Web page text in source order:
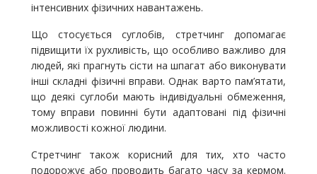
інтенсивних фізичних навантажень.
Що стосується суглобів, стретчинг допомагає
підвищити їх рухливість, що особливо важливо для
людей, які прагнуть сісти на шпагат або виконувати
інші складні фізичні вправи. Однак варто пам’ятати,
що деякі суглоби мають індивідуальні обмеження,
тому вправи повинні бути адаптовані під фізичні
можливості кожної людини.
Стретчинг також корисний для тих, хто часто
подорожує або проводить багато часу за кермом.